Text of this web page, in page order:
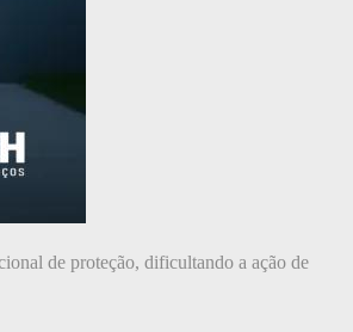
de proteção, dificultando a ação de